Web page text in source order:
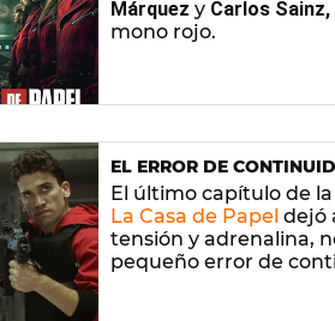
Márquez y Carlos Sainz,
mono rojo.
EL ERROR DE
QUE POCOS SE HAN
El último capítulo de
La Casa de Papel dejó
tensión y adrenalina,
pequeño error de